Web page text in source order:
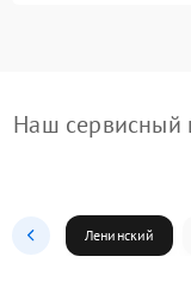
Наш сервисный
Ленинский